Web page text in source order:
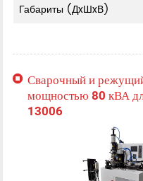
Габариты (ДxШxВ)
Сварочный и
мощностью 80 кВА
13006